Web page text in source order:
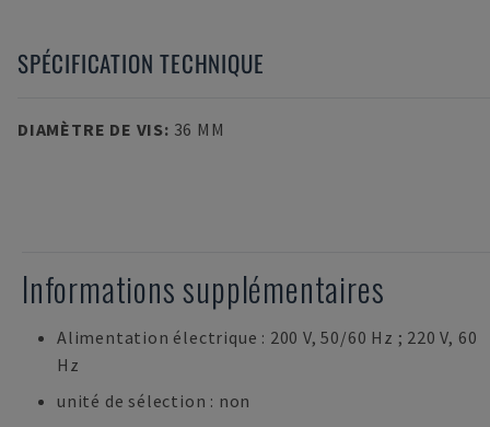
SPÉCIFICATION TECHNIQUE
DIAMÈTRE DE VIS: 36 MM
Informations supplémentaires
Alimentation électrique : 200 V, 50/60 Hz ; 220 V, 60
Hz
unité de sélection : non